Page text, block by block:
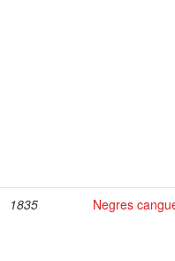
1835 Negres